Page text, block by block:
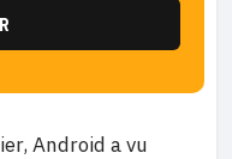
Android a vu